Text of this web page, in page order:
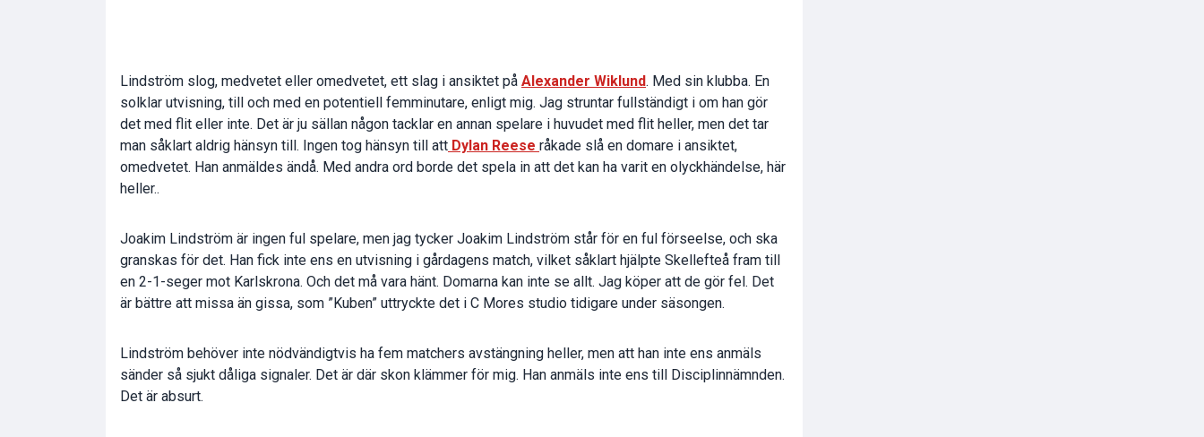
Lindström slog, medvetet eller omedvetet, ett slag i ansiktet på Alexander Wiklund. Med sin klubba. En
solklar utvisning, till och med en potentiell femminutare, enligt mig. Jag struntar fullständigt i om han gör
det med flit eller inte. Det är ju sällan någon tacklar en annan spelare i huvudet med flit heller, men det tar
man såklart aldrig hänsyn till. Ingen tog hänsyn till att Dylan Reese råkade slå en domare i ansiktet,
omedvetet. Han anmäldes ändå. Med andra ord borde det spela in att det kan ha varit en olyckhändelse, här
heller..
Joakim Lindström är ingen ful spelare, men jag tycker Joakim Lindström står för en ful förseelse, och ska
granskas för det. Han fick inte ens en utvisning i gårdagens match, vilket såklart hjälpte Skellefteå fram till
en 2-1-seger mot Karlskrona. Och det må vara hänt. Domarna kan inte se allt. Jag köper att de gör fel. Det
är bättre att missa än gissa, som ”Kuben” uttryckte det i C Mores studio tidigare under säsongen.
Lindström behöver inte nödvändigtvis ha fem matchers avstängning heller, men att han inte ens anmäls
sänder så sjukt dåliga signaler. Det är där skon klämmer för mig. Han anmäls inte ens till Disciplinnämnden.
Det är absurt.